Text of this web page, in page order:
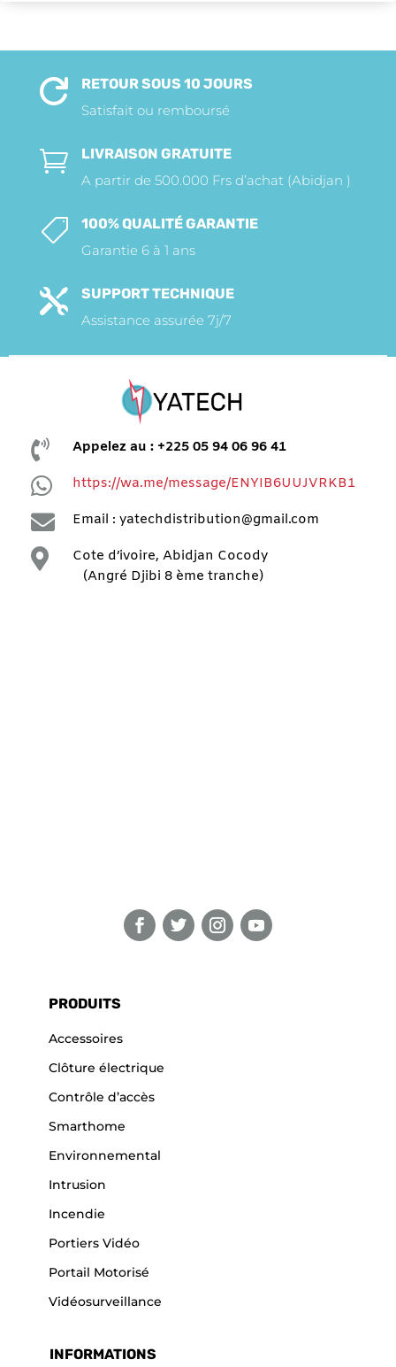

RETOUR SOUS 10 JOURS
Satisfait ou remboursé

LIVRAISON GRATUITE
A partir de 500.000 Frs d’achat (Abidjan )

100% QUALITÉ GARANTIE
Garantie 6 à 1 ans

SUPPORT TECHNIQUE
Assistance assurée 7j/7
 Appelez au : +225 05 94 06 96 41
 https://wa.me/message/ENYIB6UUJVRKB1
 Email : yatechdistribution@gmail.com

Cote d’ivoire, Abidjan Cocody
(Angré Djibi 8 ème tranche)
PRODUITS
Accessoires
Clôture électrique
Contrôle d’accès
Smarthome
Environnemental
Intrusion
Incendie
Portiers Vidéo
Portail Motorisé
Vidéosurveillance
INFORMATIONS